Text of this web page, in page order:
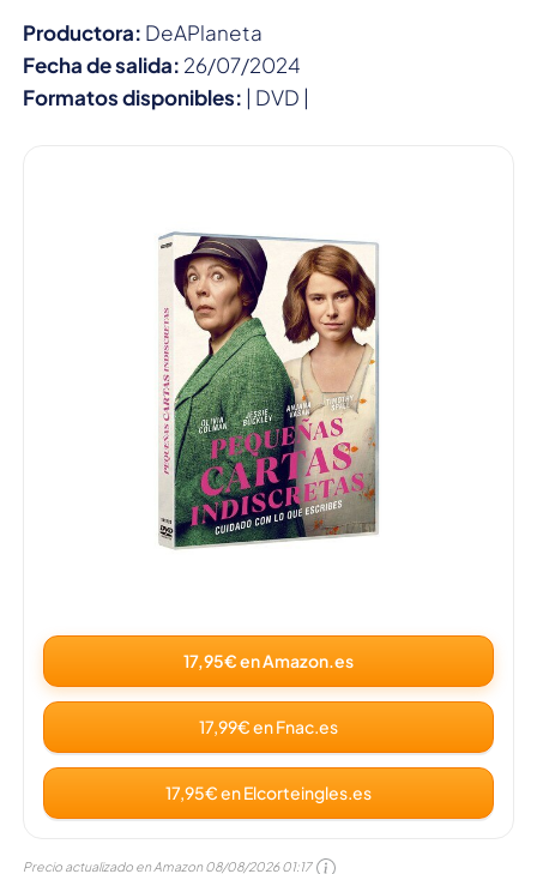
Productora: DeAPlaneta
Fecha de salida: 26/07/2024
Formatos disponibles: | DVD |
17,95€ en Amazon.es
17,99€ en Fnac.es
17,95€ en Elcorteingles.es
Precio actualizado en Amazon 08/08/2026 01:17